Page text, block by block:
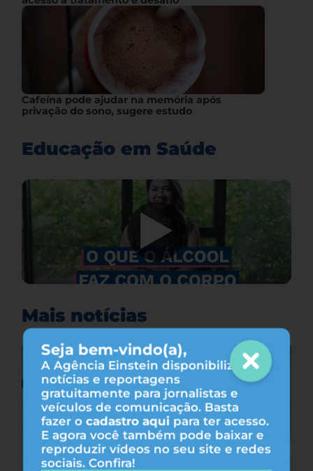
Seja bem-vindo(a),
A Agência Einstein disponibiliza
notícias e reportagens
gratuitamente para jornalistas e
veículos de comunicação. Basta
fazer o cadastro aqui para ter acesso.
E agora você também pode baixar e
reproduzir vídeos no seu site e redes
sociais. Confira!
Cafeína pode ajudar na memória após
privação do sono, sugere estudo
Educação em Saúde
Mais notícias